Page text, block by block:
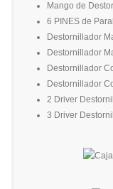
Mango de
6 PINES de
Destornillador
Destornillador
Destornillador
Destornillador
2 Driver
3 Driver